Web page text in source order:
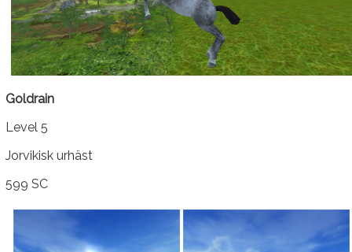
Goldrain
Level 5
Jorvikisk urhäst
599 SC